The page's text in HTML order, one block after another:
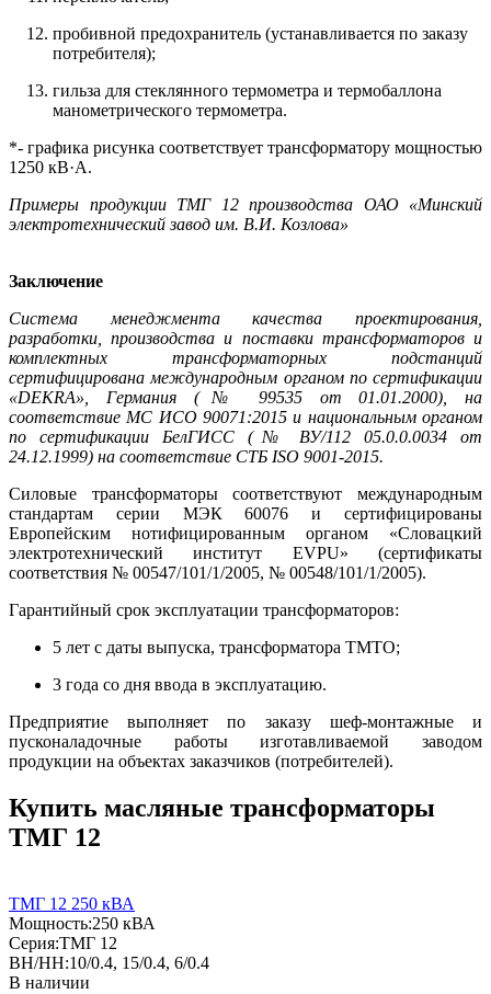
пробивной предохранитель (устанавливается по заказу
потребителя);
гильза для стеклянного термометра и термобаллона
манометрического термометра.
*- графика рисунка соответствует трансформатору мощностью
1250 кВ·А.
Примеры продукции ТМГ 12 производства ОАО «Минский
электротехнический завод им. В.И. Козлова»
Заключение
Система менеджмента качества проектирования,
разработки, производства и поставки трансформаторов и
комплектных трансформаторных подстанций
сертифицирована международным органом по сертификации
«DEKRA», Германия (№ 99535 от 01.01.2000), на
соответствие МС ИСО 90071:2015 и национальным органом
по сертификации БелГИСС (№ ВУ/112 05.0.0.0034 от
24.12.1999) на соответствие СТБ ISO 9001-2015.
Силовые трансформаторы соответствуют международным
стандартам серии МЭК 60076 и сертифицированы
Европейским нотифицированным органом «Словацкий
электротехнический институт EVPU» (сертификаты
соответствия № 00547/101/1/2005, № 00548/101/1/2005).
Гарантийный срок эксплуатации трансформаторов:
5 лет с даты выпуска, трансформатора ТМТО;
3 года со дня ввода в эксплуатацию.
Предприятие выполняет по заказу шеф-монтажные и
пусконаладочные работы изготавливаемой заводом
продукции на объектах заказчиков (потребителей).
Купить масляные трансформаторы
ТМГ 12
ТМГ 12 250 кВА
Мощность:250 кВА
Серия:ТМГ 12
ВН/НН:10/0.4, 15/0.4, 6/0.4
В наличии